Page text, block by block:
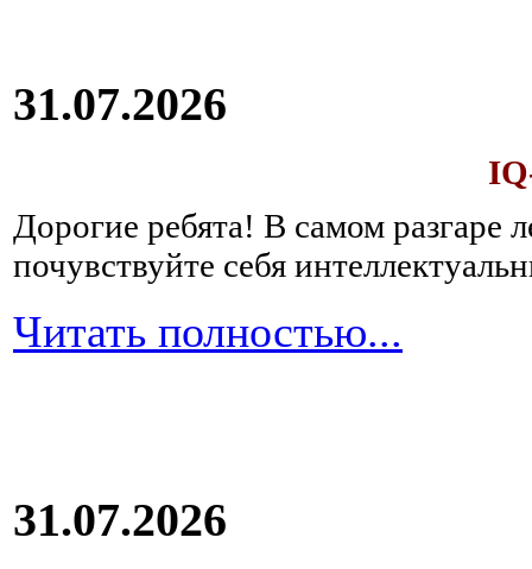
31.07.2026
Дорогие ребята! В самом разгаре
почувствуйте себя
Читать полностью...
31.07.2026